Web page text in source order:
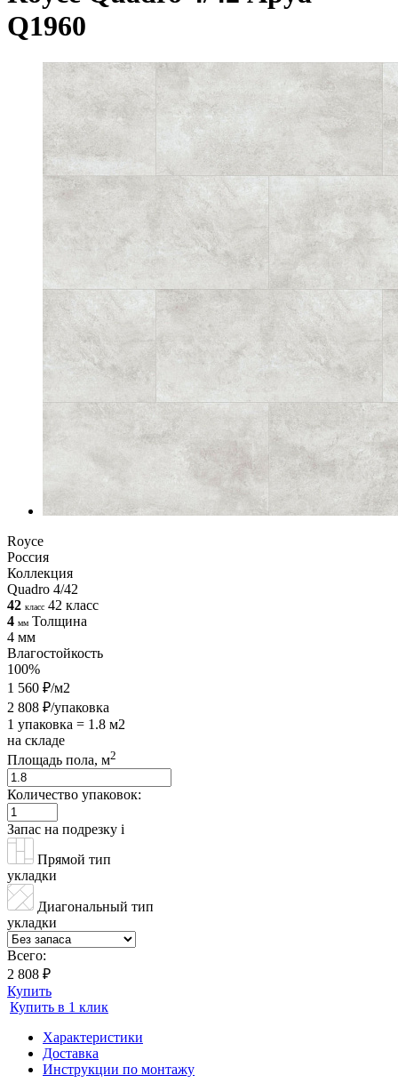
Q1960
Royce
Россия
Коллекция
Quadro 4/42
42 класс 42 класс
4 мм Толщина
4 мм
Влагостойкость
100%
1 560 ₽/м2
2 808 ₽/упаковка
1 упаковка = 1.8 м2
на складе
Площадь пола, м2
Количество упаковок:
Запас на подрезку i
Прямой тип
укладки
Диагональный тип
укладки
Всего:
2 808 ₽
Купить
Купить в 1 клик
Характеристики
Доставка
Инструкции по монтажу